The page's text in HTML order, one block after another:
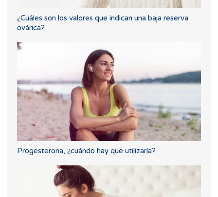
¿Cuáles son los valores que indican una baja reserva
ovárica?
Progesterona, ¿cuándo hay que utilizarla?